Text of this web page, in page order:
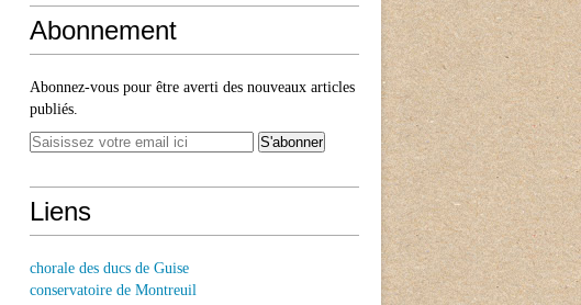
Abonnement
Abonnez-vous pour être averti des nouveaux articles
publiés.
Liens
chorale des ducs de Guise
conservatoire de Montreuil